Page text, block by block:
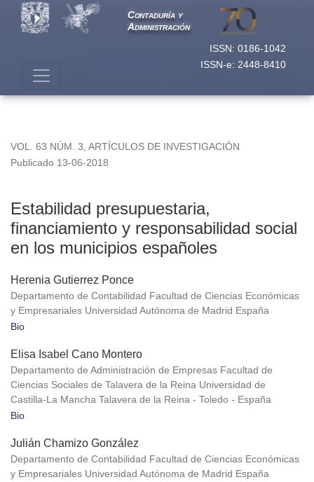
ISSN: 0186-1042
ISSN-e: 2448-8410
Contaduría y
Administración
VOL. 63 NÚM. 3 ARTÍCULOS DE INVESTIGACIÓN
Estabilidad presupuestaria,
financiamiento y responsabilidad social
en los municipios españoles
Publicado 13-06-2018
Herenia Gutierrez Ponce
Departamento de Contabilidad Facultad de Ciencias Económicas
y Empresariales Universidad Autónoma de Madrid España
Bio
Elisa Isabel Cano Montero
Departamento de Administración de Empresas Facultad de
Ciencias Sociales de Talavera de la Reina Universidad de
Castilla-La Mancha Talavera de la Reina - Toledo - España
Bio
Julián Chamizo González
Departamento de Contabilidad Facultad de Ciencias Económicas
y Empresariales Universidad Autónoma de Madrid España